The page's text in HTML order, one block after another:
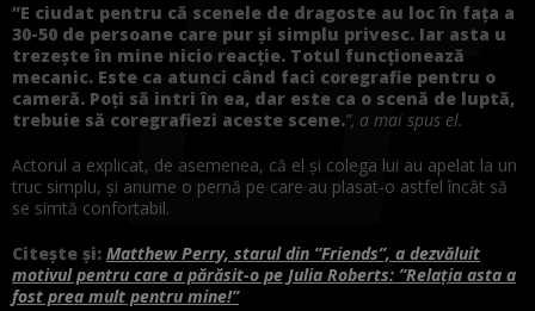
”E ciudat pentru că scenele de dragoste au loc în fața a
30-50 de persoane care pur și simplu privesc. Iar asta u
trezește în mine nicio reacție. Totul funcționează
mecanic. Este ca atunci când faci coregrafie pentru o
cameră. Poți să intri în ea, dar este ca o scenă de luptă,
trebuie să coregrafiezi aceste scene.”, a mai spus el.
Actorul a explicat, de asemenea, că el și colega lui au apelat la un
truc simplu, și anume o pernă pe care au plasat-o astfel încât să
se simtă confortabil.
Citește și: Matthew Perry, starul din ”Friends”, a dezvăluit
motivul pentru care a părăsit-o pe Julia Roberts: ”Relația asta a
fost prea mult pentru mine!”